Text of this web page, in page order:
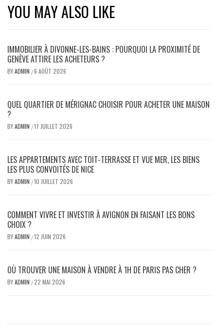
YOU MAY ALSO LIKE
IMMOBILIER À DIVONNE-LES-BAINS : POURQUOI LA PROXIMITÉ DE
GENÈVE ATTIRE LES ACHETEURS ?
BYADMIN /6 AOÛT 2026
QUEL QUARTIER DE MÉRIGNAC CHOISIR POUR ACHETER UNE MAISON
?
BYADMIN /17 JUILLET 2026
LES APPARTEMENTS AVEC TOIT-TERRASSE ET VUE MER, LES BIENS
LES PLUS CONVOITÉS DE NICE
BYADMIN /10 JUILLET 2026
COMMENT VIVRE ET INVESTIR À AVIGNON EN FAISANT LES BONS
CHOIX ?
BYADMIN /12 JUIN 2026
OÙ TROUVER UNE MAISON À VENDRE À 1H DE PARIS PAS CHER ?
BYADMIN /22 MAI 2026